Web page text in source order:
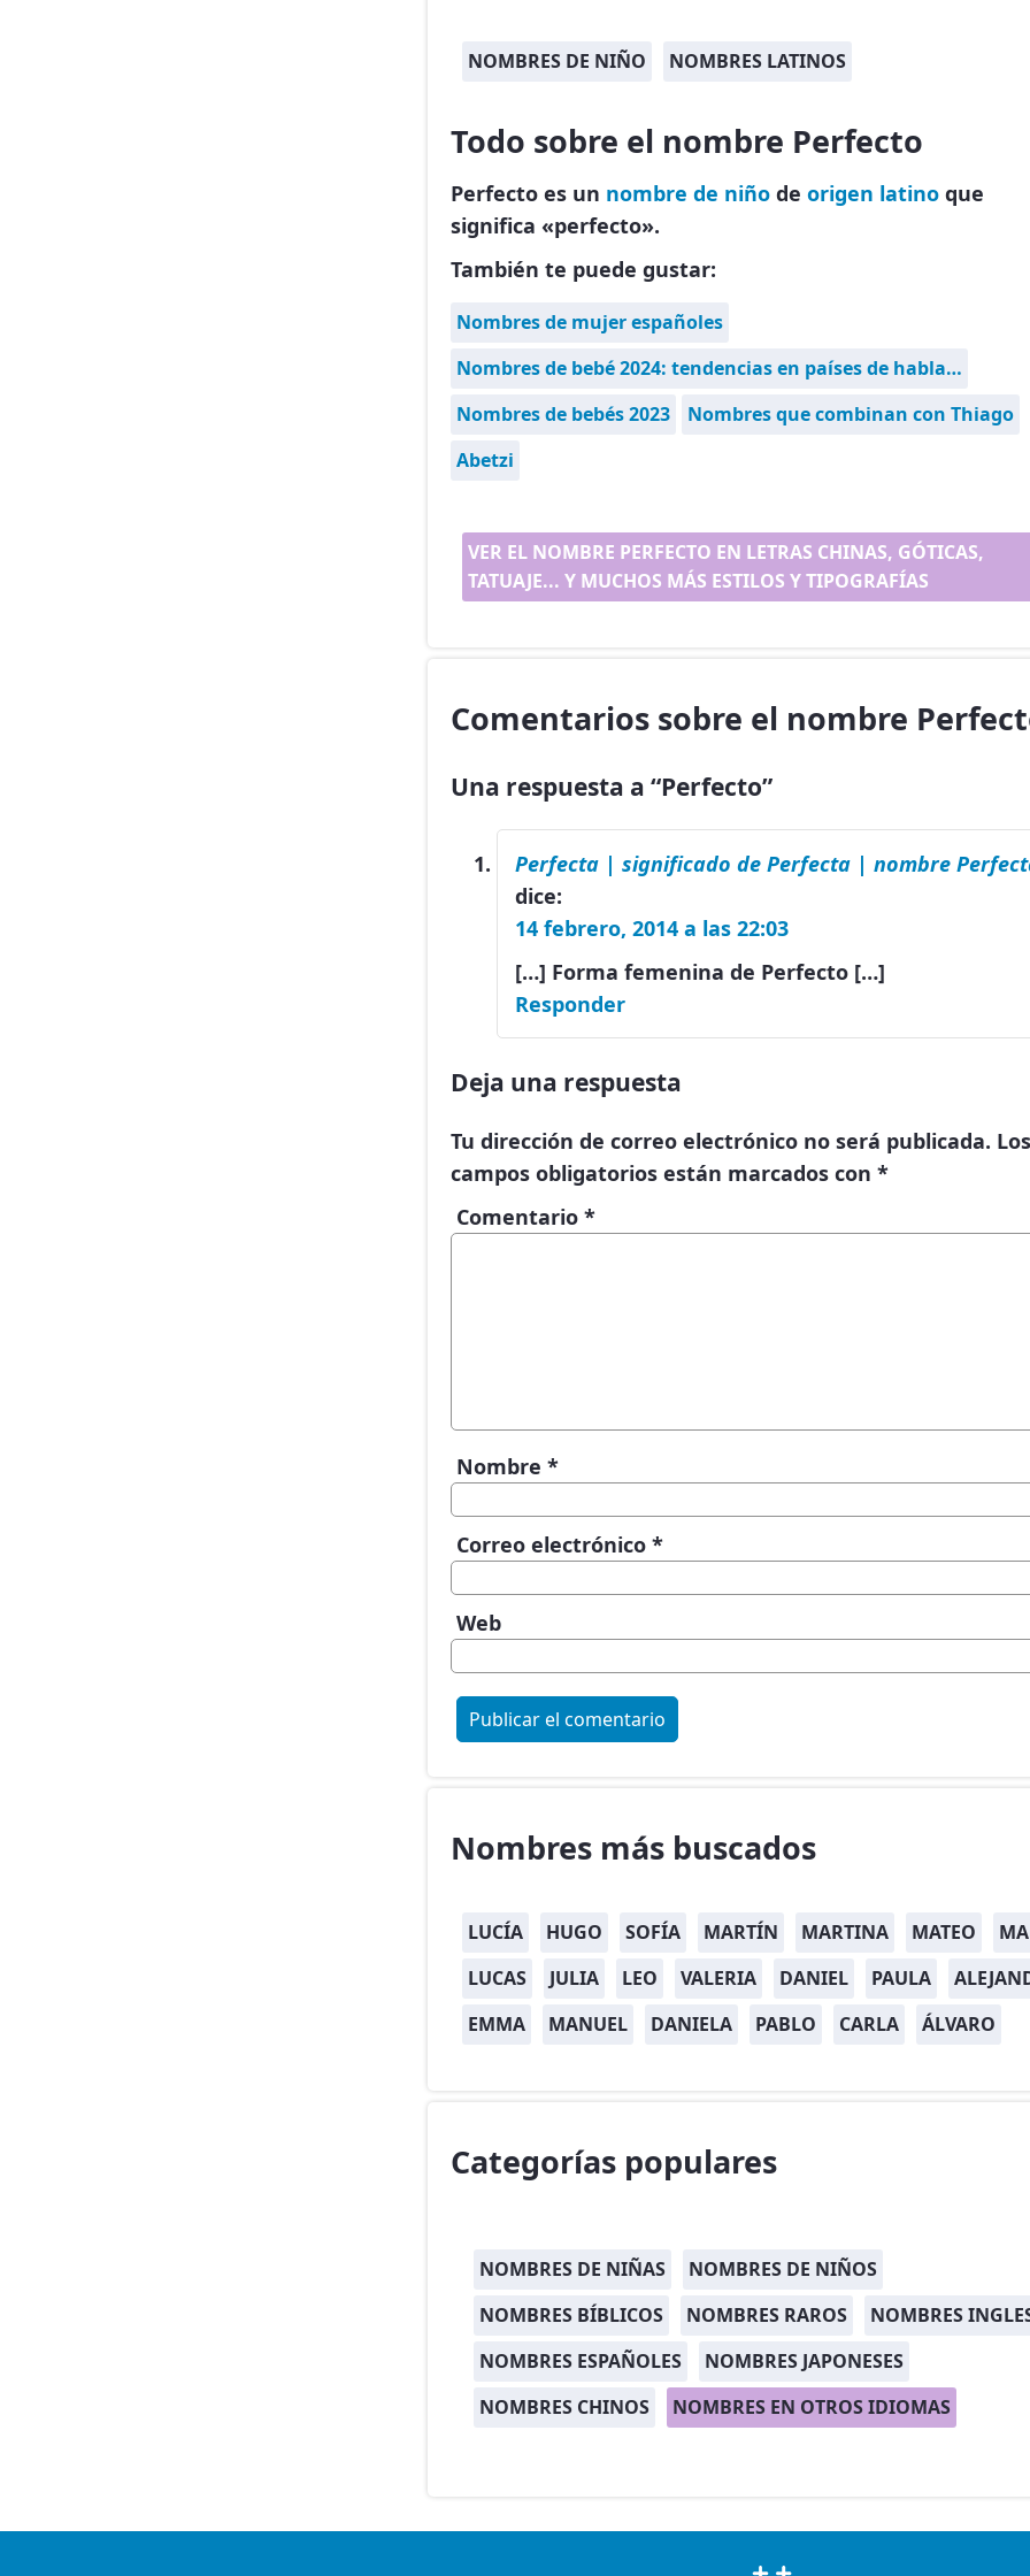
NOMBRES DE NIÑO NOMBRES LATINOS
Todo sobre el nombre Perfecto
Perfecto es un nombre de niño de origen latino que
significa «perfecto».
También te puede gustar:
Nombres de mujer españoles
Nombres de bebé 2024: tendencias en países de habla…
Nombres de bebés 2023
Nombres que combinan con Thiago
Abetzi
VER EL NOMBRE PERFECTO EN LETRAS CHINAS, GÓTICAS,
TATUAJE... Y MUCHOS MÁS ESTILOS Y TIPOGRAFÍAS
Comentarios sobre el nombre
Una respuesta a “Perfecto”
Perfecta | significado de Perfecta | nombre
dice:
14 febrero, 2014 a las 22:03
[…] Forma femenina de Perfecto […]
Responder
Deja una respuesta
Tu dirección de correo electrónico no será publicada. Los
campos obligatorios están marcados con *
Comentario *
Nombre *
Correo electrónico *
Web
Nombres más buscados
LUCÍA HUGO SOFÍA MARTÍN MARTINA MATEO
LUCAS
JULIA LEO VALERIA DANIEL PAULA
EMMA
MANUEL DANIELA PABLO CARLA ÁLVARO
Categorías populares
NOMBRES DE NIÑAS
NOMBRES DE NIÑOS
NOMBRES BÍBLICOS
NOMBRES RAROS
NOMBRES
NOMBRES ESPAÑOLES
NOMBRES JAPONESES
NOMBRES CHINOS
NOMBRES EN OTROS IDIOMAS